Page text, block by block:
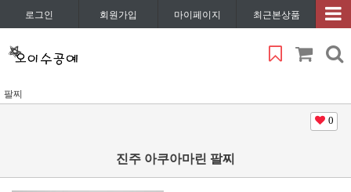
로그인 회원가입 마이페이지 최근본상품
팔찌
0
진주 아쿠아마린 팔찌